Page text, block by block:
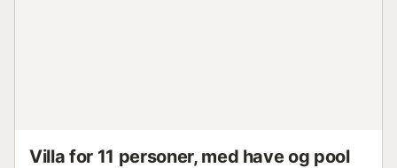
Villa for 11 personer, med have og pool